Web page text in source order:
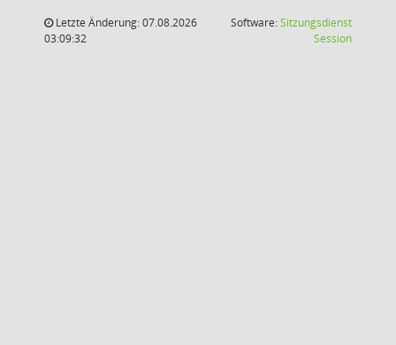
Letzte Änderung: 07.08.2026
03:09:32
Software:Sitzungsdienst
Session(Wird in